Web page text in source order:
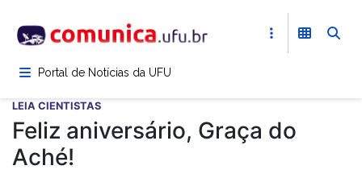
para
conteúdoPortal de Notícias da UFU
LEIA CIENTISTAS
Feliz aniversário, Graça do
Aché!